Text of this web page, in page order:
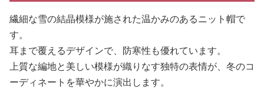
繊細な雪の結晶模様が施された温かみのあるニット帽で
す。
耳まで覆えるデザインで、防寒性も優れています。
上質な編地と美しい模様が織りなす独特の表情が、冬のコ
ーディネートを華やかに演出します。